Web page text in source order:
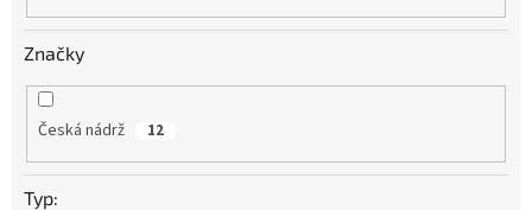
Značky
Česká nádrž 12
Typ: